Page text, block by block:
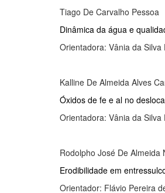
Tiago De Carvalho Pessoa
Dinâmica da água e
Orientadora: Vânia da Silva
Kalline De Almeida Alves
Óxidos de fe e al no
Orientadora: Vânia da Silva
Rodolpho José De Almeida
Erodibilidade em
Orientador: Flávio Pereira